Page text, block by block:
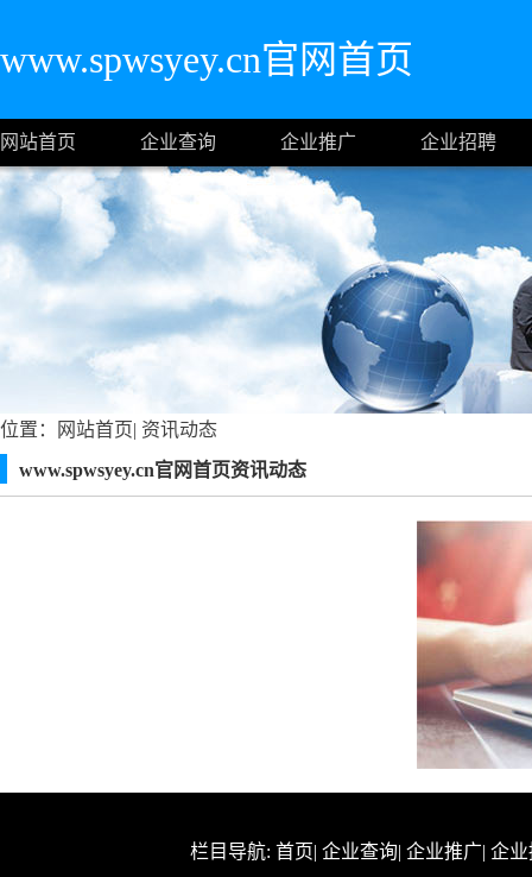
www.spwsyey.cn官网首页
网站首页 企业查询 企业推广 企业招聘
位置： 网站首页| 资讯动态
www.spwsyey.cn官网首页资讯动态
栏目导航: 首页| 企业查询| 企业推广| 企